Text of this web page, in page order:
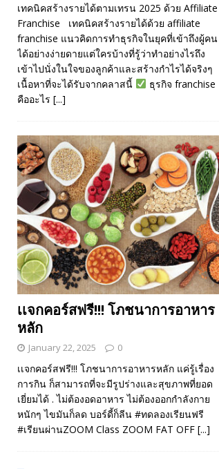
เทคนิคสร้างรายได้ตามเทรน 2025 ด้วย Affiliate
Franchise เทคนิคสร้างรายได้ด้วย affiliate
franchise แนวคิดการทำธุรกิจในยุคที่เข้าถึงผู้คน
ได้อย่างง่ายดายแต่ใครบ้างที่รู้ว่าทำอย่างไรถึง
เข้าไปนั่งในใจของลูกค้าและสร้างกำไรได้จริงๆ
เนื้อหาที่จะได้รับจากคลาสนี้
ธุรกิจ franchise
คืออะไร [...]
เเจกคอร์สฟรี!!! โภชนาการอาหาร
หลัก
January 22, 2025 0
เเจกคอร์สฟรี!!! โภชนาการอาหารหลัก แค่รู้เรื่อง
การกิน ก็สามารถที่จะมีรูปร่างและสุขภาพที่ยอด
เยี่ยมได้ . ไม่ต้องอดอาหาร ไม่ต้องออกกำลังกาย
หนักๆ ไขมันก็ลด บอร์ดี้ก็ลีน #ทดลองเรียนฟรี
#เรียนผ่านZOOM Class ZOOM FAT OFF [...]